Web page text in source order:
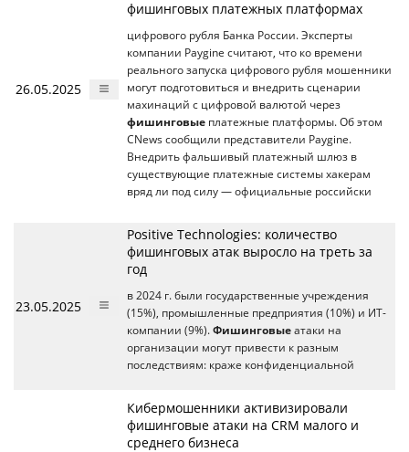
26.05.2025
фишинговых платежных платформах
цифрового рубля Банка России. Эксперты
компании Paygine считают, что ко времени
реального запуска цифрового рубля мошенники
могут подготовиться и внедрить сценарии
махинаций с цифровой валютой через
фишинговые платежные платформы. Об этом
CNews сообщили представители Paygine.
Внедрить фальшивый платежный шлюз в
существующие платежные системы хакерам
вряд ли под силу — официальные российски
23.05.2025
Positive Technologies: количество
фишинговых атак выросло на треть за
год
в 2024 г. были государственные учреждения
(15%), промышленные предприятия (10%) и ИТ-
компании (9%). Фишинговые атаки на
организации могут привести к разным
последствиям: краже конфиденциальной
Кибермошенники активизировали
фишинговые атаки на CRM малого и
среднего бизнеса